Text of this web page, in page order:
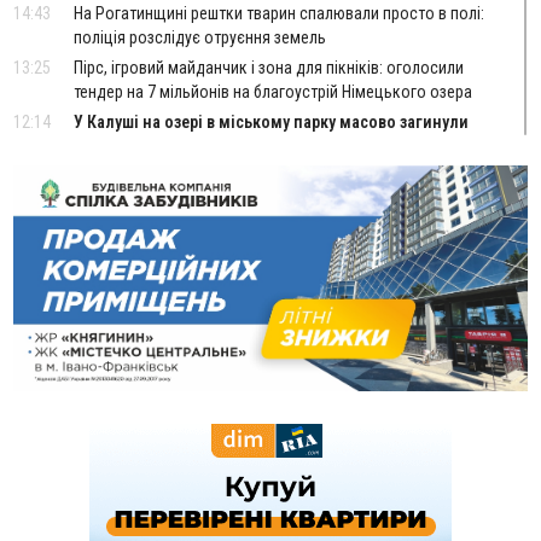
14:43
На Рогатинщині рештки тварин спалювали просто в полі:
поліція розслідує отруєння земель
13:25
Пірс, ігровий майданчик і зона для пікніків: оголосили
тендер на 7 мільйонів на благоустрій Німецького озера
12:14
У Калуші на озері в міському парку масово загинули
11:18
Майстра лісу з Верховинщини оштрафували на 600 тисяч за
переправлення чоловіків до Румунії
10:49
На Прикарпатті через негоду сталися аварійні вимкнення
світла
10:43
За змову на тендері для Долинської лікарні двох
підприємців оштрафували на 272 тисячі гривень
10:09
Яремчанський суд виніс вирок чоловіку, який у Буковелі
вкрав із супермаркету пляшку віскі за 8,5 тисяч
В урочищі біля Галича археологи відкопали давньоруську
У Франківську медики провели серію складних операцій
07 Серпня